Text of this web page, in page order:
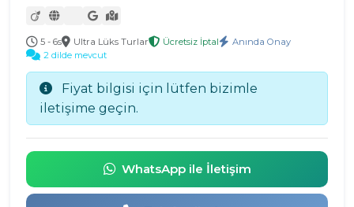
5 - 6s Ultra Lüks Turlar Ücretsiz İptal
Anında Onay
2 dilde mevcut
Fiyat bilgisi için lütfen bizimle
iletişime geçin.
WhatsApp ile İletişim